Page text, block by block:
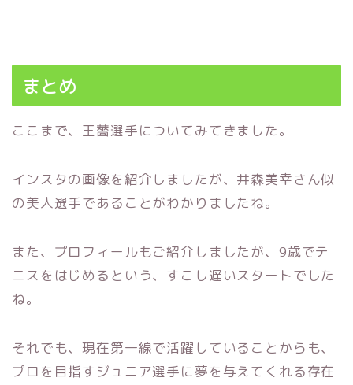
まとめ
ここまで、王薔選手についてみてきました。
インスタの画像を紹介しましたが、井森美幸さん似
の美人選手であることがわかりましたね。
また、プロフィールもご紹介しましたが、9歳でテ
ニスをはじめるという、すこし遅いスタートでした
ね。
それでも、現在第一線で活躍していることからも、
プロを目指すジュニア選手に夢を与えてくれる存在